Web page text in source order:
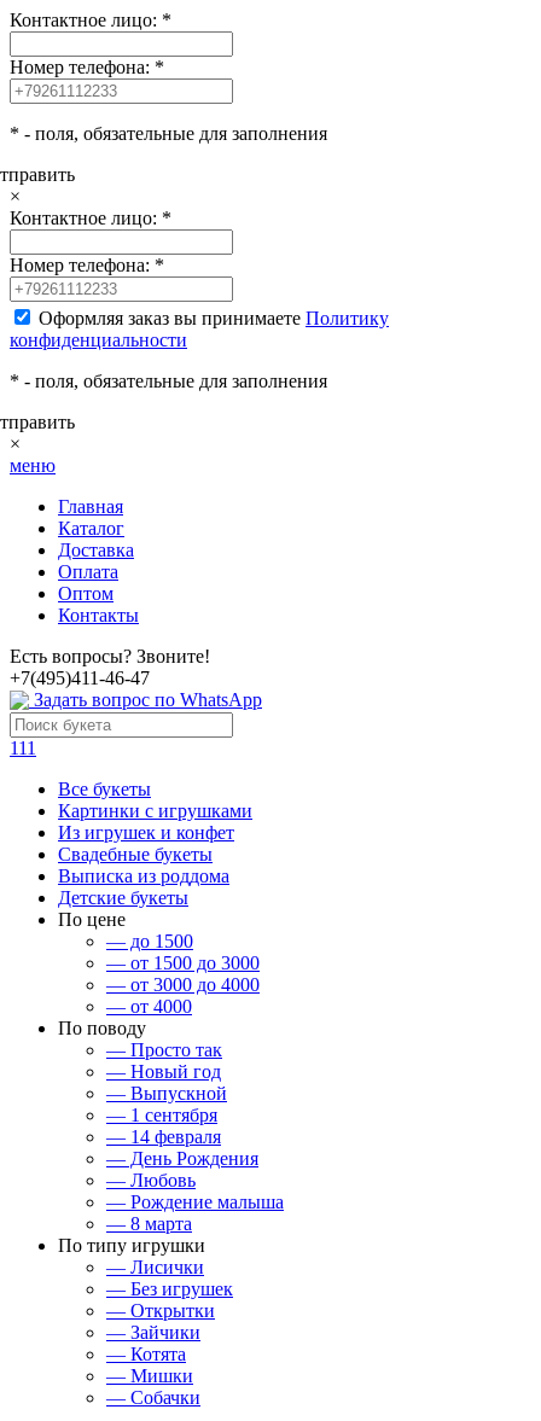
Контактное лицо: *
Номер телефона: *
* - поля, обязательные для заполнения
×
Контактное лицо: *
Номер телефона: *
Оформляя заказ вы принимаете Политику
конфиденциальности
* - поля, обязательные для заполнения
×
меню
Главная
Каталог
Доставка
Оплата
Оптом
Контакты
Есть вопросы? Звоните!
+7(495)411-46-47
Задать вопрос по WhatsApp
111
Все букеты
Картинки с игрушками
Из игрушек и конфет
Свадебные букеты
Выписка из роддома
Детские букеты
По цене
— до 1500
— от 1500 до 3000
— от 3000 до 4000
— от 4000
По поводу
— Просто так
— Новый год
— Выпускной
— 1 сентября
— 14 февраля
— День Рождения
— Любовь
— Рождение малыша
— 8 марта
По типу игрушки
— Лисички
— Без игрушек
— Открытки
— Зайчики
— Котята
— Мишки
— Собачки